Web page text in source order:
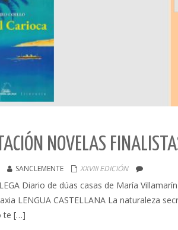
NOVELAS
SANCLEMENTE XXVIII EDICIÓN
Diario de dúas casas de María
LENGUA CASTELLANA La naturaleza
te […]